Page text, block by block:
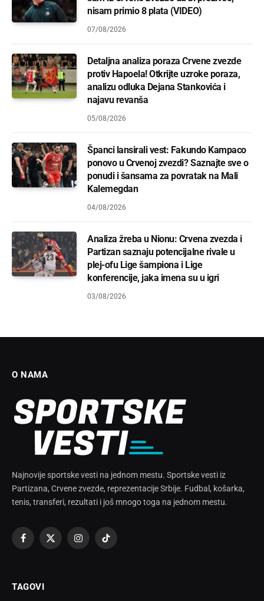
nisam primio 8 plata (VIDEO)
07/08/2026
Detaljna analiza poraza Crvene zvezde
protiv Hapoela! Otkrijte uzroke poraza,
analizu odluka Dejana Stankovića i
najavu revanša
05/08/2026
Španci lansirali vest: Fakundo Kampaco
ponovo u Crvenoj zvezdi? Saznajte sve o
ponudi i šansama za povratak na Mali
Kalemegdan
04/08/2026
Analiza žreba u Nionu: Crvena zvezda i
Partizan saznaju potencijalne rivale u
plej-ofu Lige šampiona i Lige
konferencije, jaka imena su u igri
03/08/2026
O NAMA
Najnovije sportske vesti na jednom mestu. Sportske vesti iz
Partizana, Crvene zvezde, reprezentacije Srbije. Fudbal, košarka,
tenis, transferi, rezultati i još mnogo toga na jednom mestu.
Facebook
X
InstagramTikTok
TAGOVI